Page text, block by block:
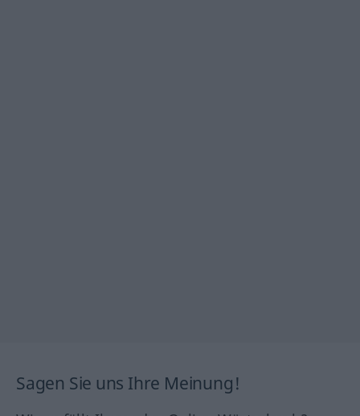
Sagen Sie uns Ihre Meinung!